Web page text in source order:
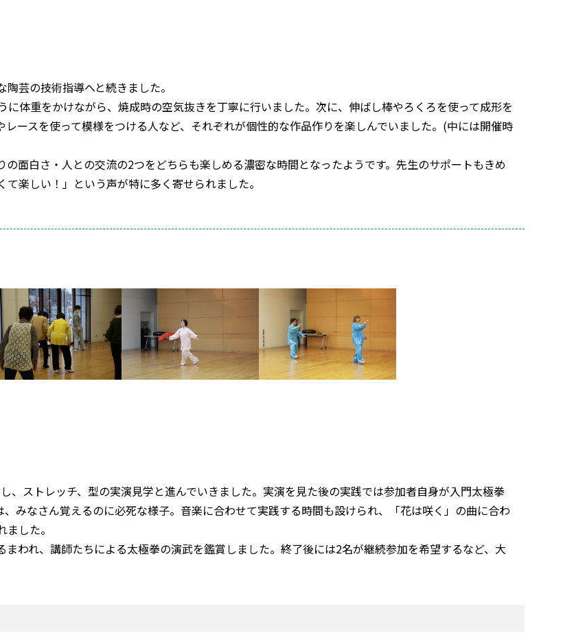
芸の技術指導へと続きました。
体重をかけながら、焼成時の空気抜きを丁寧に行いました。次に、伸ばし棒やろくろを使って成形を
ースを使って模様をつける人など、それぞれが個性的な作品作りを楽しんでいました。 (中には開催時
の面白さ・人との交流の2つをどちらも楽しめる濃密な時間となったようです。先生のサポートもきめ
楽しい！」という声が特に多く寄せられました。
、ストレッチ、型の実演見学と進んでいきました。実演を見た後の実践では参加者自身が入門太極拳
みなさん覚えるのに必死な様子。音楽に合わせて実践する時間も設けられ、「花は咲く」の曲に合わ
した。
われ、講師たちによる太極拳の演武を鑑賞しました。終了後には2名が継続参加を希望するなど、大